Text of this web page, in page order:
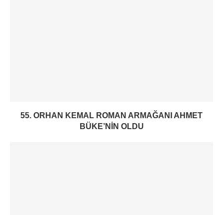
55. ORHAN KEMAL ROMAN ARMAĞANI AHMET
BÜKE’NIN OLDU